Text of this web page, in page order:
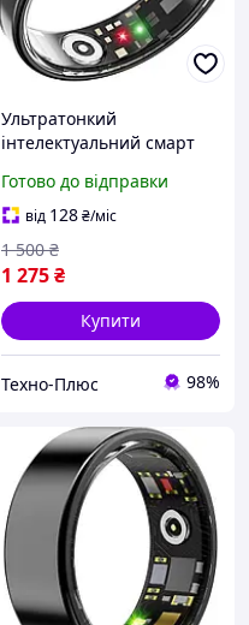
Ультратонкий
інтелектуальний смарт
цілодобовий моніторинг
серцевого ритму, SpO2,
сон, температура тіла
Готово до відправки
від 128₴/міс
1 275₴
1 500 ₴
Купити
Техно-Плюс 98%